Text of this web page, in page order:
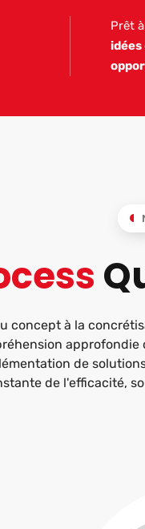
Prêt
idées
concept à la
approfondie
de
de l'efficacité,